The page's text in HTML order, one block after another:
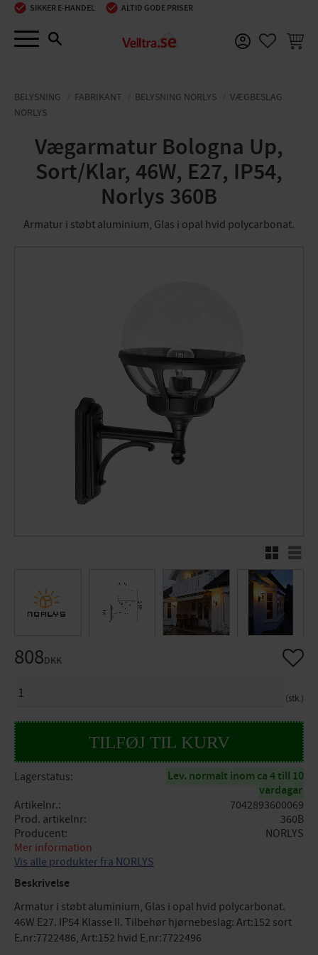
Menu
SIKKER E-HANDEL ALTID GODE PRISER
BELYSNING FABRIKANT BELYSNING NORLYS
VÆGBESLAG
NORLYS
Vægarmatur Bologna Up,
Sort/Klar, 46W, E27, IP54,
Norlys 360B
Armatur i støbt aluminium, Glas i opal hvid polycarbonat.
RutenettListe
808DKK
stk.
Gem
Lagerstatus
Lev. normalt inom ca 4 till 10
vardagar
Artikelnr.
7042893600069
Prod. artikelnr
360B
Producent
NORLYS
Mer information
Vis alle produkter fra NORLYS
Beskrivelse
Armatur i støbt aluminium, Glas i opal hvid polycarbonat.
46W E27. IP54 Klasse II. Tilbehør hjørnebeslag: Art:152 sort
E.nr:7722486, Art:152 hvid E.nr:7722496